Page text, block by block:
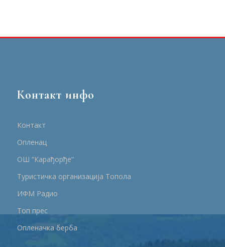
Контакт инфо
Контакт
Опленац
ОШ “Карађорђе”
Туристичка организација Топола
ИФМ Радио
Топ прес
Опленачка берба